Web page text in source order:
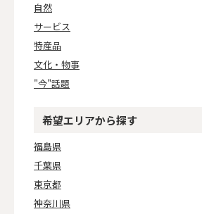
自然
サービス
特産品
文化・物事
"今"話題
希望エリアから探す
福島県
千葉県
東京都
神奈川県